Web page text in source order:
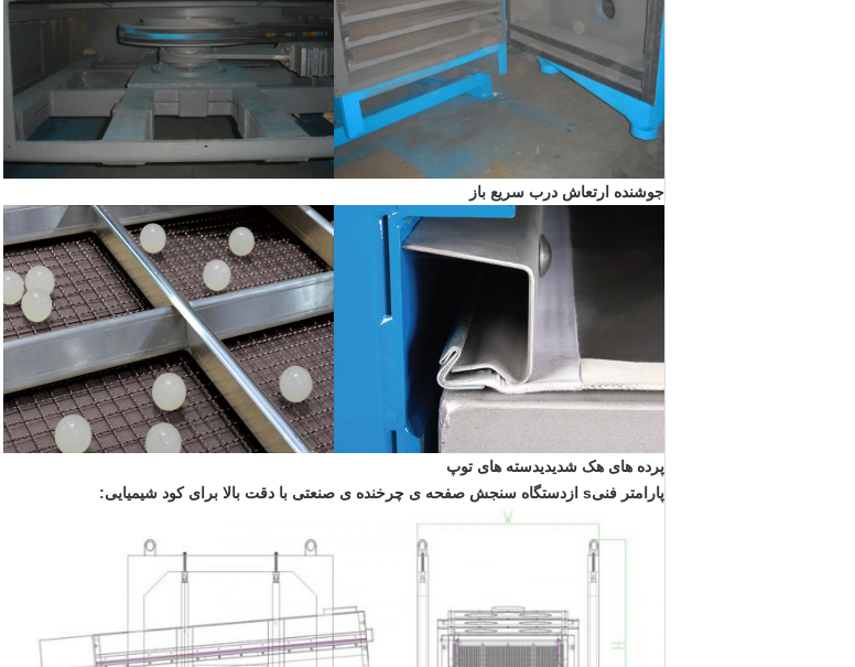
جوشنده ارتعاش درب سريع باز
پرده های هک شدیدیدسته های توپ
پارامتر فنیs از دستگاه سنجش صفحه ی چرخنده ی صنعتی با دقت بالا برای کود شیمیایی: